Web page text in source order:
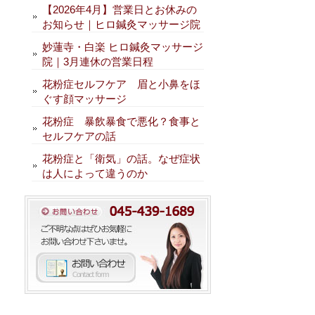
【2026年4月】営業日とお休みの
お知らせ｜ヒロ鍼灸マッサージ院
妙蓮寺・白楽 ヒロ鍼灸マッサージ
院｜3月連休の営業日程
花粉症セルフケア 眉と小鼻をほ
ぐす顔マッサージ
花粉症 暴飲暴食で悪化？食事と
セルフケアの話
花粉症と「衛気」の話。なぜ症状
は人によって違うのか